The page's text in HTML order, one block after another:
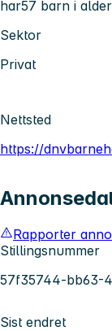
har57 barn i
Sektor
Privat
Nettsted
https://
Rapporter
Stillingsnummer
57f35744-bb63-
Sist endret